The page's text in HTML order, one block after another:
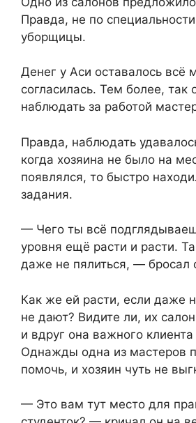
Правда, не по
уборщицы.
Денег у Аси оставалось всё
согласилась. Тем более, так
наблюдать за работой
Правда, наблюдать
когда хозяина не было на
появлялся, то быстро
задания.
— Чего ты всё
уровня ещё расти и расти.
даже не пялиться, — бросал
Как же ей расти, если даже
не дают? Видите ли, их
и вдруг она важного клиента
Однажды одна из мастеров
помочь, и хозяин чуть не
— Это вам тут место для